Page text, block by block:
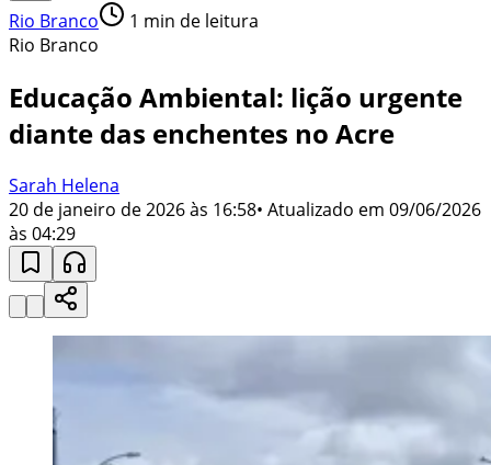
Rio Branco 1 min de leitura
Rio Branco
Educação Ambiental: lição urgente
diante das enchentes no Acre
Sarah Helena
20 de janeiro de 2026 às 16:58• Atualizado em 09/06/2026
às 04:29